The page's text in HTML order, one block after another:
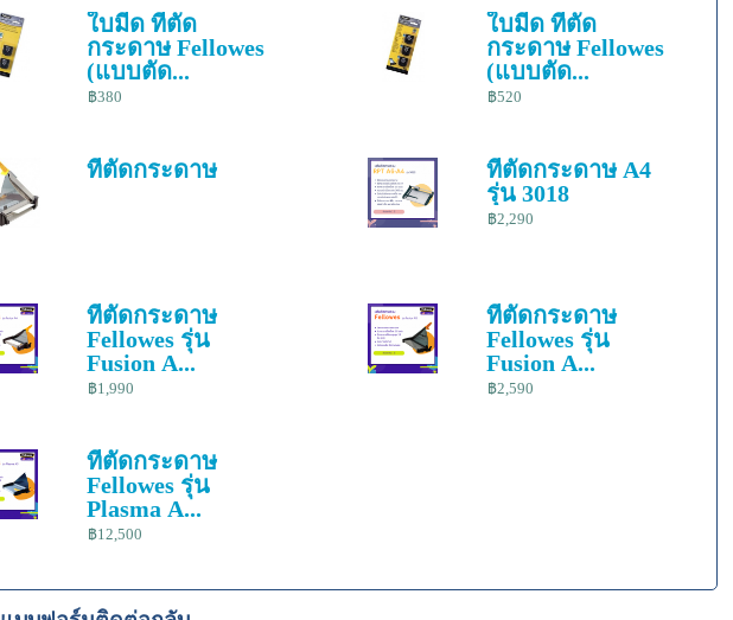
ใบมีด ที่ตัด
กระดาษ Fellowes
(แบบตัด...
฿380
ใบมีด ที่ตัด
กระดาษ Fellowes
(แบบตัด...
฿520
ที่ตัดกระดาษ
ที่ตัดกระดาษ A4
รุ่น 3018
฿2,290
ที่ตัดกระดาษ
Fellowes รุ่น
Fusion A...
฿1,990
ที่ตัดกระดาษ
Fellowes รุ่น
Fusion A...
฿2,590
ที่ตัดกระดาษ
Fellowes รุ่น
Plasma A...
฿12,500